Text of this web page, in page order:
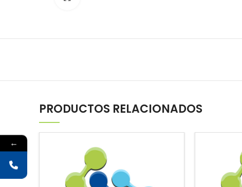
PRODUCTOS RELACIONADOS
←